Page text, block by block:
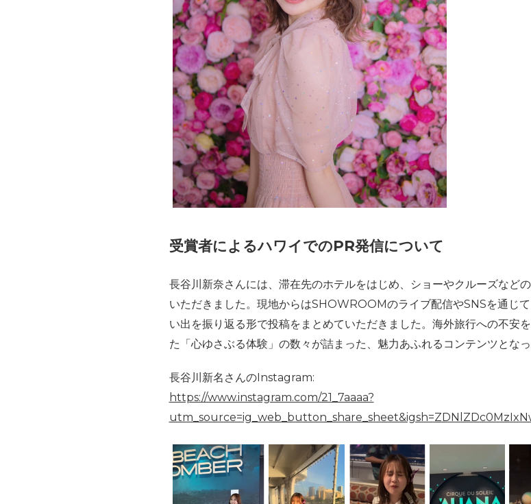
受賞者によるハワイでのPR発信について
長谷川新奈さんには、滞在先のホテルをはじめ、ショーやクルーズなど
いただきました。現地からはSHOWROOMのライブ配信やSNSを通じ
い出を振り返る形で投稿をまとめていただきました。海外旅行への不安
た「心ゆさぶる体験」の数々が詰まった、魅力あふれるコンテンツとなっ
長谷川新名さんのInstagram:
https://www.instagram.com/21_7aaaa?